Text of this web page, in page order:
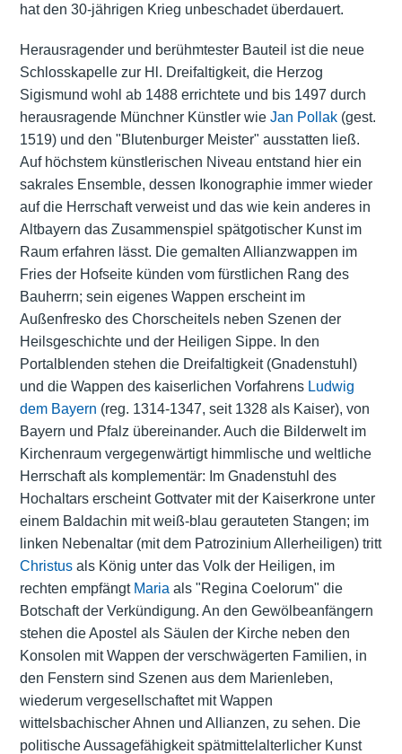
hat den 30-jährigen Krieg unbeschadet überdauert.
Herausragender und berühmtester Bauteil ist die neue
Schlosskapelle zur Hl. Dreifaltigkeit, die Herzog
Sigismund wohl ab 1488 errichtete und bis 1497 durch
herausragende Münchner Künstler wie Jan Pollak(gest.
1519) und den "Blutenburger Meister" ausstatten ließ.
Auf höchstem künstlerischen Niveau entstand hier ein
sakrales Ensemble, dessen Ikonographie immer wieder
auf die Herrschaft verweist und das wie kein anderes in
Altbayern das Zusammenspiel spätgotischer Kunst im
Raum erfahren lässt. Die gemalten Allianzwappen im
Fries der Hofseite künden vom fürstlichen Rang des
Bauherrn; sein eigenes Wappen erscheint im
Außenfresko des Chorscheitels neben Szenen der
Heilsgeschichte und der Heiligen Sippe. In den
Portalblenden stehen die Dreifaltigkeit (Gnadenstuhl)
und die Wappen des kaiserlichen Vorfahrens Ludwig
dem Bayern (reg. 1314-1347, seit 1328 als Kaiser), von
Bayern und Pfalz übereinander. Auch die Bilderwelt im
Kirchenraum vergegenwärtigt himmlische und weltliche
Herrschaft als komplementär: Im Gnadenstuhl des
Hochaltars erscheint Gottvater mit der Kaiserkrone unter
einem Baldachin mit weiß-blau gerauteten Stangen; im
linken Nebenaltar (mit dem Patrozinium Allerheiligen) tritt
Christusals König unter das Volk der Heiligen, im
rechten empfängt Maria als "Regina Coelorum" die
Botschaft der Verkündigung. An den Gewölbeanfängern
stehen die Apostel als Säulen der Kirche neben den
Konsolen mit Wappen der verschwägerten Familien, in
den Fenstern sind Szenen aus dem Marienleben,
wiederum vergesellschaftet mit Wappen
wittelsbachischer Ahnen und Allianzen, zu sehen. Die
politische Aussagefähigkeit spätmittelalterlicher Kunst